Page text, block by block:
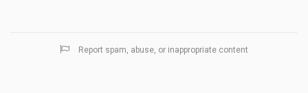
Report spam, abuse, or inappropriate content